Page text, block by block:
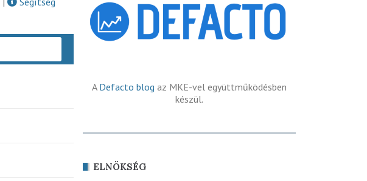
A Defacto blog az MKE-vel együttműködésben
készül.
ELNÖKSÉG